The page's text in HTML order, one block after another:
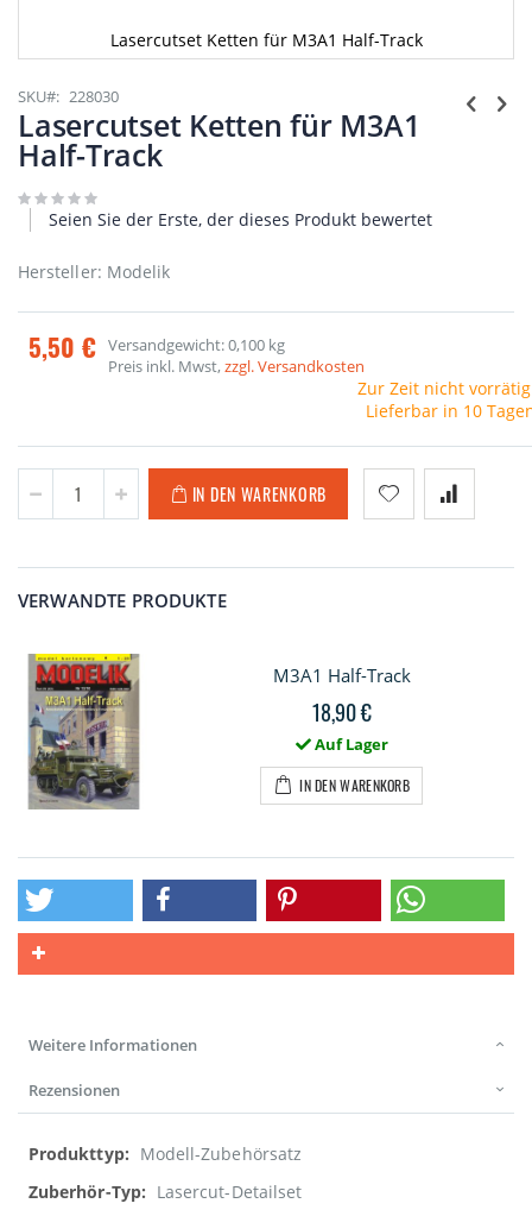
Lasercutset Ketten für M3A1 Half-Track
Anfang
der
Bildgalerie
springen
SKU 228030
Lasercutset Ketten für M3A1
Half-Track
Seien Sie der Erste, der dieses Produkt bewertet
Hersteller: Modelik
5,50 € Versandgewicht: 0,100 kg
Preis inkl. Mwst,zzgl. Versandkosten
Zur Zeit nicht
Lieferbar in 10
IN DEN WARENKORB
VERWANDTE PRODUKTE
M3A1 Half-Track
18,90 €
Auf Lager
IN DEN WARENKORB
Weitere Informationen
Rezensionen
Weitere
Informationen
Modell-Zubehörsatz
Lasercut-Detailset